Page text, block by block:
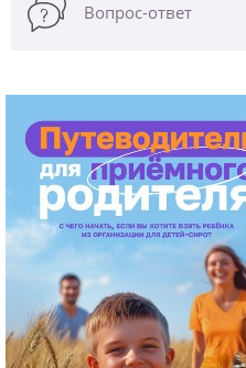
Вопрос-ответ